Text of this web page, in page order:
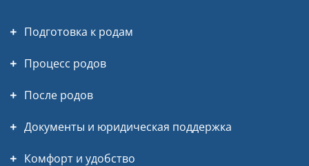
Подготовка к родам
Процесс родов
После родов
Документы и юридическая поддержка
Комфорт и удобство